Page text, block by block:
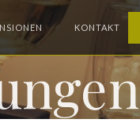
KONTAKT